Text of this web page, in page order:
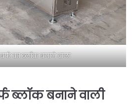
का ब्लॉक बनाने वाला
ब्लॉक बनाने वाली